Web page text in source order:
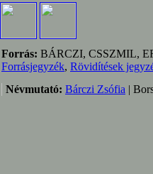
Forrás: BÁRCZI, CSSZMIL,
Forrásjegyzék, Rövidítések
Névmutató: Bárczi Zsófia |